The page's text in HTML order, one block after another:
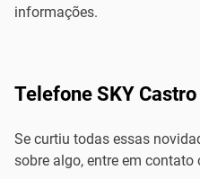
informações.
Telefone SKY Castro
Se curtiu todas essas
sobre algo, entre em contato